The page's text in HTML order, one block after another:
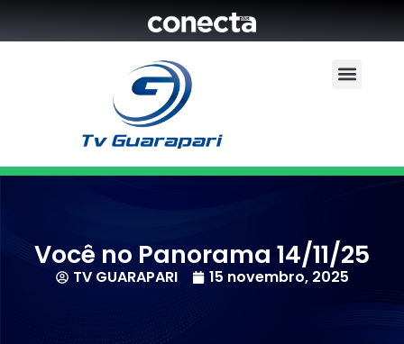
Você no Panorama 14/11/25
TV GUARAPARI 15 novembro, 2025